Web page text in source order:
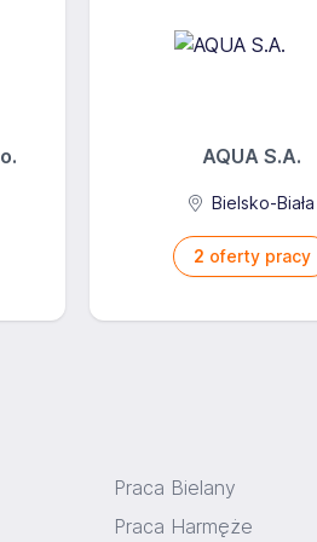
AQUA S.A.
Bielsko-Biała
2 oferty pracy
Praca Bielany
Praca Harmęże